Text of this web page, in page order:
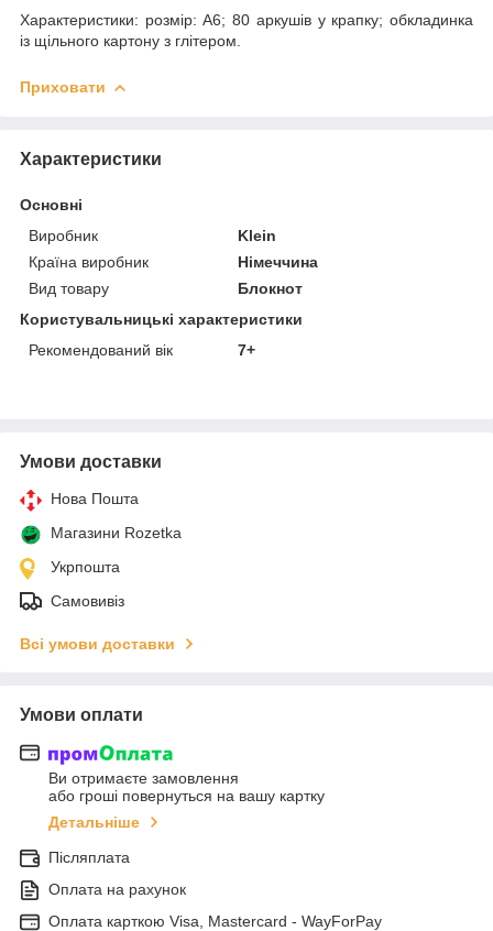
Характеристики: розмір: А6; 80 аркушів у крапку; обкладинка
із щільного картону з глітером.
Приховати
Характеристики
Основні
Виробник
Klein
Країна виробник
Німеччина
Вид товару
Блокнот
Користувальницькі характеристики
Рекомендований вік
7+
Умови доставки
Нова Пошта
Магазини Rozetka
Укрпошта
Самовивіз
Всі умови доставки
Умови оплати
Ви отримаєте замовлення
або гроші повернуться на вашу картку
Детальніше
Післяплата
Оплата на рахунок
Оплата карткою Visa, Mastercard - WayForPay